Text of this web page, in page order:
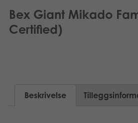
Bøker
Dansk
Svenska
Bex Giant Mikado
Certified)
Beskrivelse